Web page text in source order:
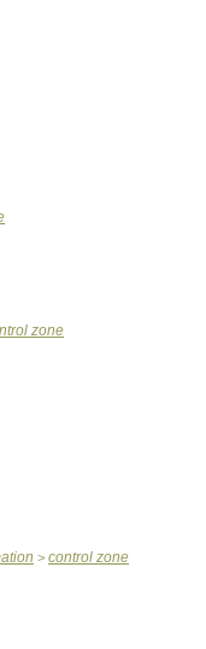
zone
> control zone